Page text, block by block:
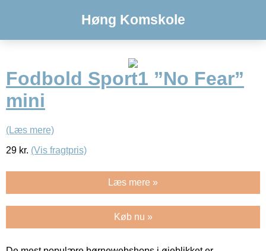
Høng Komskole
Fodbold Sport1 ”No Fear”
mini
(Læs mere)
29 kr. (Vis fragtpris)
Læs mere »
Køb nu »